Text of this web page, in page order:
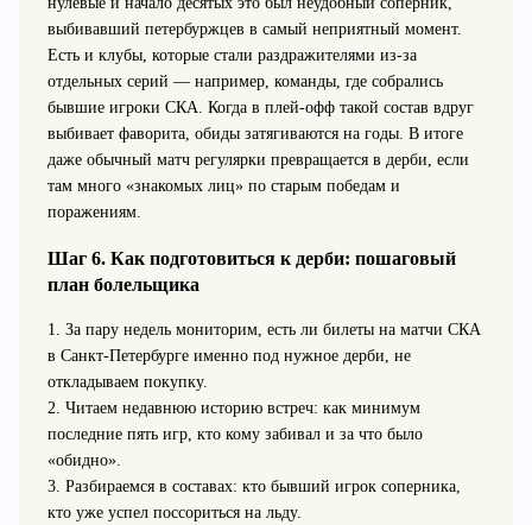
выбивавший петербуржцев в самый неприятный момент.
Есть и клубы, которые стали раздражителями из‑за
отдельных серий — например, команды, где собрались
бывшие игроки СКА. Когда в плей‑офф такой состав вдруг
выбивает фаворита, обиды затягиваются на годы. В итоге
даже обычный матч регулярки превращается в дерби, если
там много «знакомых лиц» по старым победам и
поражениям.
Шаг 6. Как подготовиться к дерби: пошаговый
план болельщика
1. За пару недель мониторим, есть ли билеты на матчи СКА
в Санкт‑Петербурге именно под нужное дерби, не
откладываем покупку.
2. Читаем недавнюю историю встреч: как минимум
последние пять игр, кто кому забивал и за что было
«обидно».
3. Разбираемся в составах: кто бывший игрок соперника,
кто уже успел поссориться на льду.